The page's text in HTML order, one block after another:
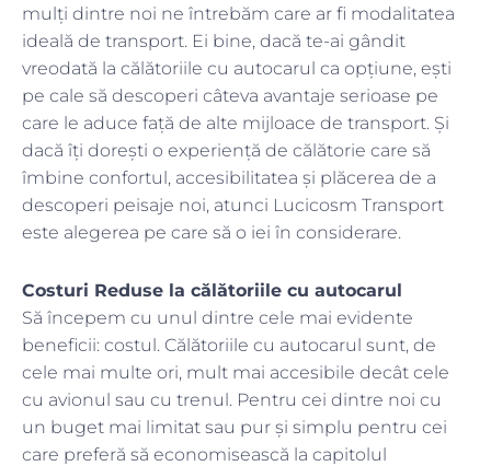
mulți dintre noi ne întrebăm care ar fi modalitatea
ideală de transport. Ei bine, dacă te-ai gândit
vreodată la călătoriile cu autocarul ca opțiune, ești
pe cale să descoperi câteva avantaje serioase pe
care le aduce față de alte mijloace de transport. Și
dacă îți dorești o experiență de călătorie care să
îmbine confortul, accesibilitatea și plăcerea de a
descoperi peisaje noi, atunci Lucicosm Transport
este alegerea pe care să o iei în considerare.
Costuri Reduse la călătoriile cu autocarul
Să începem cu unul dintre cele mai evidente
beneficii: costul. Călătoriile cu autocarul sunt, de
cele mai multe ori, mult mai accesibile decât cele
cu avionul sau cu trenul. Pentru cei dintre noi cu
un buget mai limitat sau pur și simplu pentru cei
care preferă să economisească la capitolul